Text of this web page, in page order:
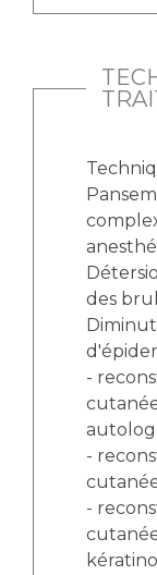
des
-
-
-